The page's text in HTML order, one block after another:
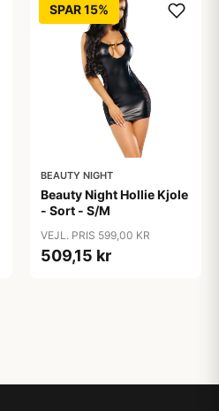
SPAR 15%
BEAUTY NIGHT
Beauty Night Hollie Kjole
- Sort - S/M
VEJL. PRIS 599,00 KR
509,15 kr